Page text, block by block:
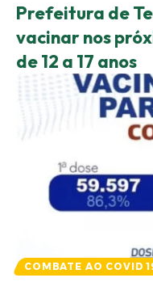
Prefeitura de
vacinar nos
de 12 a 17 anos
COMBATE AO COVID